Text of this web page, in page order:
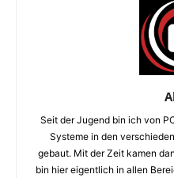
Seit der Jugend bin ich von
Systeme in den
gebaut. Mit der Zeit kamen
bin hier eigentlich in allen